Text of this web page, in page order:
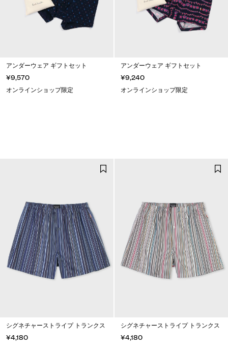
アンダーウェア ギフトセット
¥9,570
オンラインショップ限定
アンダーウェア ギフトセット
¥9,240
オンラインショップ限定
シグネチャーストライプ トランクス
¥4,180
シグネチャーストライプ トランクス
¥4,180